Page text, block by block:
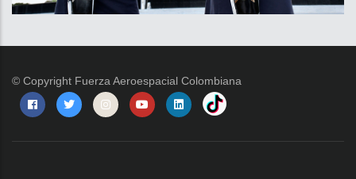
© Copyright Fuerza Aeroespacial Colombiana